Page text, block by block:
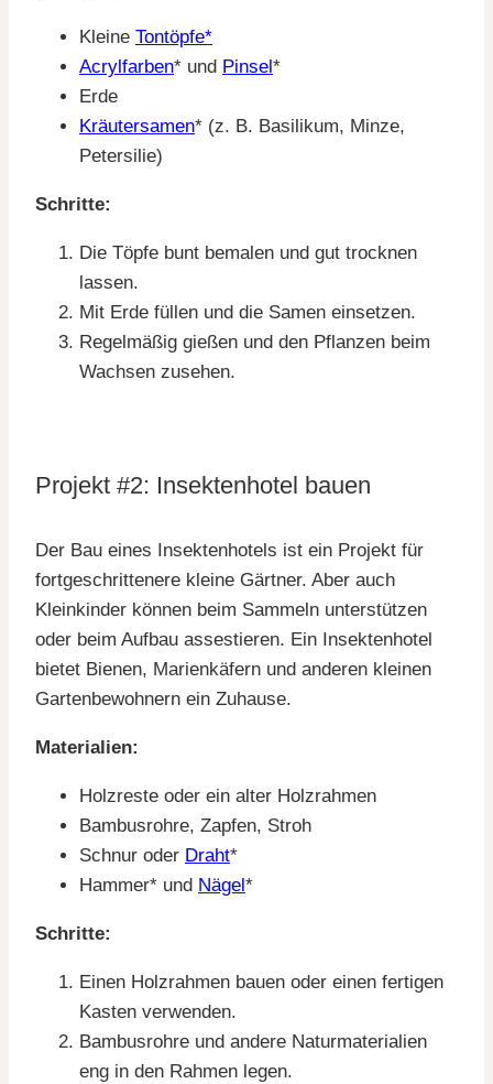
Kleine Tontöpfe*
Acrylfarben* und Pinsel*
Erde
Kräutersamen* (z. B. Basilikum, Minze,
Petersilie)
Schritte:
Die Töpfe bunt bemalen und gut trocknen
lassen.
Mit Erde füllen und die Samen einsetzen.
Regelmäßig gießen und den Pflanzen beim
Wachsen zusehen.
Projekt #2: Insektenhotel bauen
Der Bau eines Insektenhotels ist ein Projekt für
fortgeschrittenere kleine Gärtner. Aber auch
Kleinkinder können beim Sammeln unterstützen
oder beim Aufbau assestieren. Ein Insektenhotel
bietet Bienen, Marienkäfern und anderen kleinen
Gartenbewohnern ein Zuhause.
Materialien:
Holzreste oder ein alter Holzrahmen
Bambusrohre, Zapfen, Stroh
Schnur oder Draht*
Hammer* und Nägel*
Schritte:
Einen Holzrahmen bauen oder einen fertigen
Kasten verwenden.
Bambusrohre und andere Naturmaterialien
eng in den Rahmen legen.